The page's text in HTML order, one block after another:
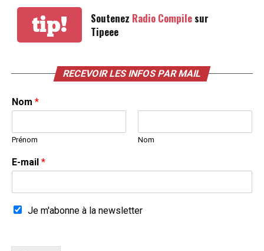
tip! Soutenez Radio Compilesur
Tipeee
RECEVOIR LES INFOS PAR MAIL
Nom *
Prénom Nom
E-mail *
Je m'abonne à la newsletter